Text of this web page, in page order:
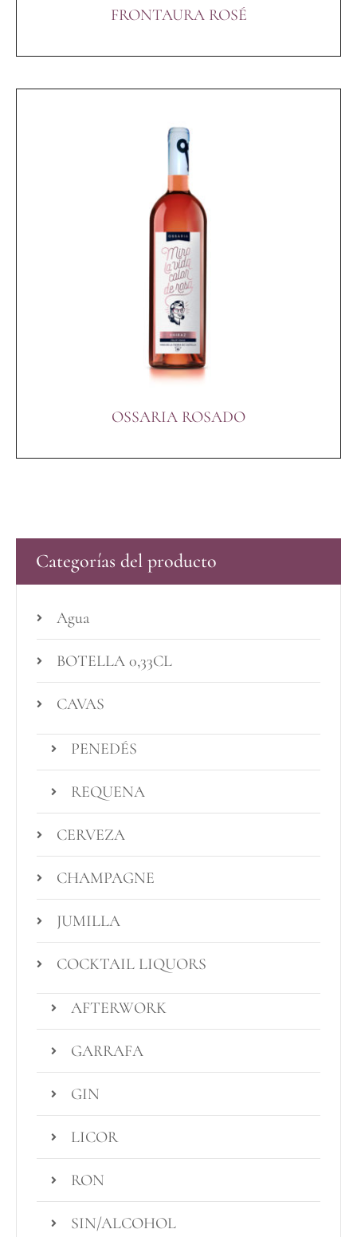
FRONTAURA ROSÉ
OSSARIA ROSADO
Categorías del producto
Agua
BOTELLA 0,33CL
CAVAS
PENEDÉS
REQUENA
CERVEZA
CHAMPAGNE
JUMILLA
COCKTAIL LIQUORS
AFTERWORK
GARRAFA
GIN
LICOR
RON
SIN/ALCOHOL